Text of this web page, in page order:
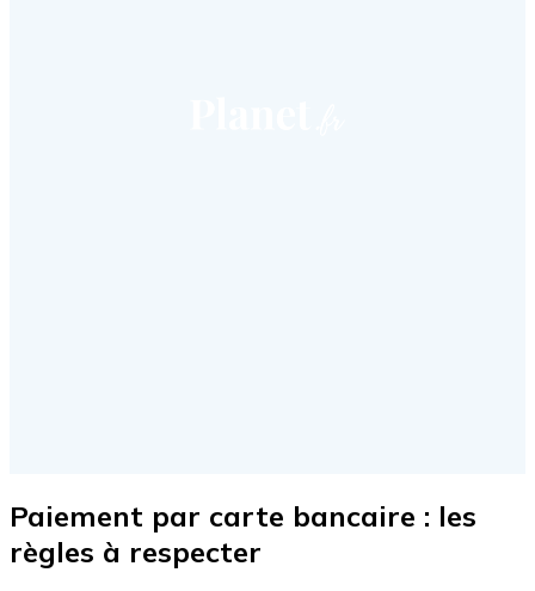
Paiement par carte bancaire : les
règles à respecter